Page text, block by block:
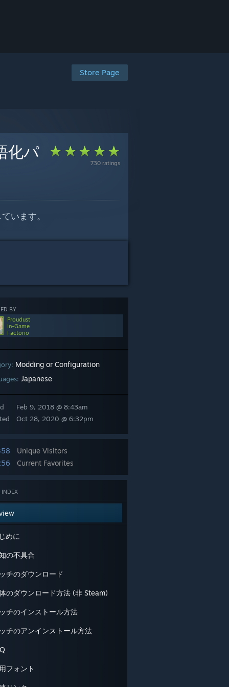
Store Page
730 ratings
化パ
います。
BY
Proudust
In-Game
Factorio
Modding or Configuration
Japanese
Feb 9, 2018 @ 8:43am
Oct 28, 2020 @ 6:32pm
Unique Visitors
Current Favorites
INDEX
めに
の不具合
チのダウンロード
のダウンロード方法 (非 Steam)
チのインストール方法
チのアンインストール方法
フォント